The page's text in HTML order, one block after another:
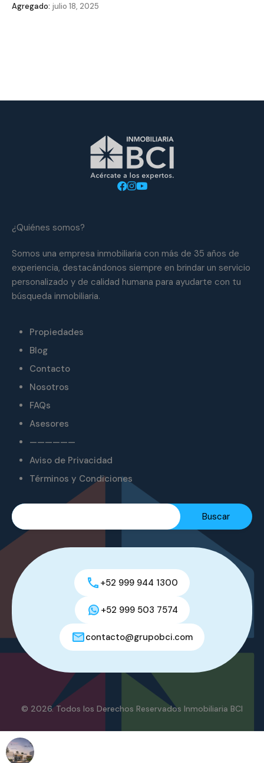
Agregado: julio 18, 2025
¿Quiénes somos?
Somos una empresa inmobiliaria con más de 35 años de
experiencia, destacándonos siempre en brindar un servicio
personalizado y de calidad humana para ayudarte con tu
búsqueda inmobiliaria.
Propiedades
Blog
Contacto
Nosotros
FAQs
Asesores
——————
Aviso de Privacidad
Términos y Condiciones
+52 999 944 1300
+52 999 503 7574
contacto@grupobci.com
© 2026. Todos los Derechos Reservados Inmobiliaria BCI